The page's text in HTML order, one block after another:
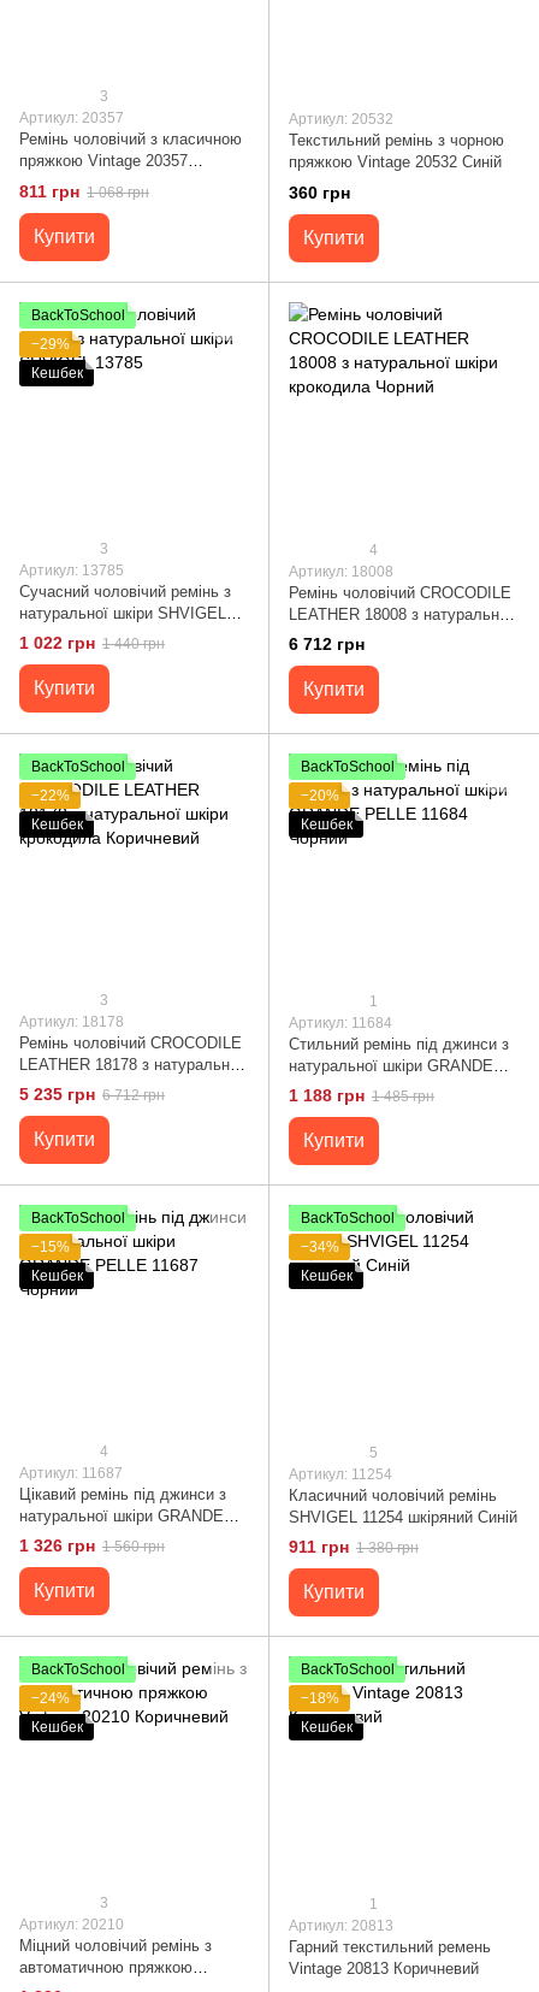
3
Артикул: 20357
Ремінь чоловічий з класичною
пряжкою Vintage 20357
Коричневий
811 грн 1 068 грн
Купити
Артикул: 20532
Текстильний ремінь з чорною
пряжкою Vintage 20532 Синій
360 грн
Купити
BackToSchool
−29%
Кешбек
3
Артикул: 13785
Сучасний чоловічий ремінь з
натуральної шкіри SHVIGEL
13785
1 022 грн 1 440 грн
Купити
4
Артикул: 18008
Ремінь чоловічий CROCODILE
LEATHER 18008 з натуральної
шкіри крокодила Чорний
6 712 грн
Купити
BackToSchool
−22%
Кешбек
3
Артикул: 18178
Ремінь чоловічий CROCODILE
LEATHER 18178 з натуральної
шкіри крокодила Коричневий
5 235 грн 6 712 грн
Купити
BackToSchool
−20%
Кешбек
1
Артикул: 11684
Стильний ремінь під джинси з
натуральної шкіри GRANDE
PELLE 11684 Чорний
1 188 грн 1 485 грн
Купити
BackToSchool
−15%
Кешбек
4
Артикул: 11687
Цікавий ремінь під джинси з
натуральної шкіри GRANDE
PELLE 11687 Чорний
1 326 грн 1 560 грн
Купити
BackToSchool
−34%
Кешбек
5
Артикул: 11254
Класичний чоловічий ремінь
SHVIGEL 11254 шкіряний Синій
911 грн 1 380 грн
Купити
BackToSchool
−24%
Кешбек
3
Артикул: 20210
Міцний чоловічий ремінь з
автоматичною пряжкою
BackToSchool
−18%
Кешбек
1
Артикул: 20813
Гарний текстильний ремень
Vintage 20813 Коричневий